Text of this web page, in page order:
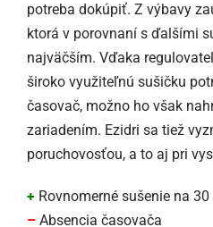
potreba dokúpiť. Z výbavy
ktorá v porovnaní s ďalšími
najväčším. Vďaka
široko využiteľnú sušičku
časovač, možno ho však
zariadením. Ezidri sa tiež
poruchovosťou, a to aj pri
+ Rovnomerné sušenie na
– Absencia časovača